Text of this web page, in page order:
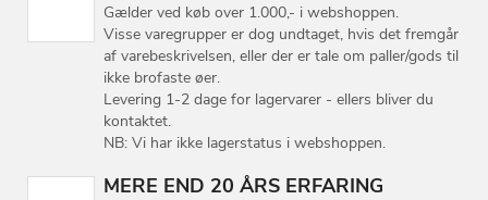
Gælder ved køb over 1.000,- i webshoppen.
Visse varegrupper er dog undtaget, hvis det fremgår
af varebeskrivelsen, eller der er tale om paller/gods til
ikke brofaste øer.
Levering 1-2 dage for lagervarer - ellers bliver du
kontaktet.
NB: Vi har ikke lagerstatus i webshoppen.
MERE END 20 ÅRS ERFARING